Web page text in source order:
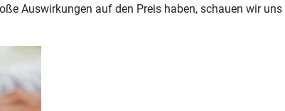
Auswirkungen auf den Preis haben, schauen wir uns